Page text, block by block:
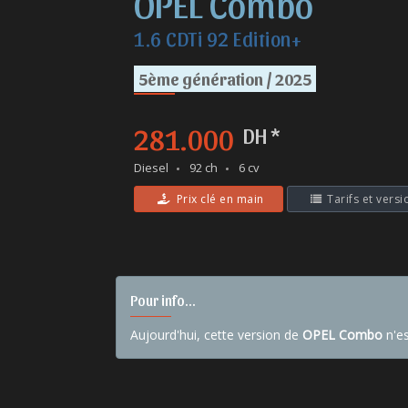
1.6 CDTi 92 Edition+
5ème génération / 2025
281.000 DH *
Diesel 92 ch 6 cv
Prix clé en main Tarifs et
Pour info...
Aujourd'hui, cette version de OPEL Combo